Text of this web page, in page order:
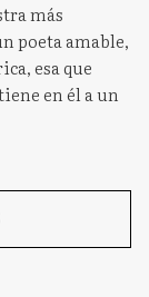
más
poeta amable,
esa que
en él a un